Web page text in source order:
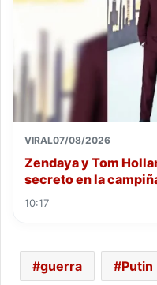
VIRAL07/08/2026
Zendaya y Tom
secreto en la
10:17
guerra Putin